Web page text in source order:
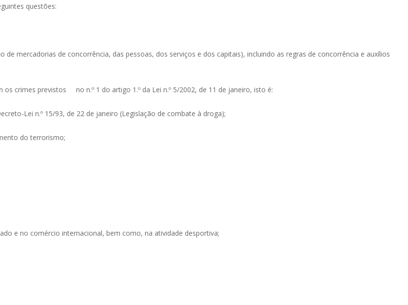
questões:
mercadorias de concorrência, das pessoas, dos serviços e dos capitais), incluindo as regras de concorrência e auxílios
crimes previstos no n.º 1 do artigo 1.º da Lei n.º 5/2002, de 11 de janeiro, isto é:
Lei n.º 15/93, de 22 de janeiro (Legislação de combate à droga);
do terrorismo;
e no comércio internacional, bem como, na atividade desportiva;